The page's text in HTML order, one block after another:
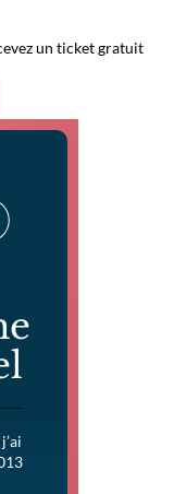
un ticket gratuit